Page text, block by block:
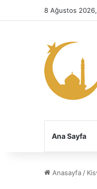
8 Ağustos
Ana Sayfa
Anasayfa /